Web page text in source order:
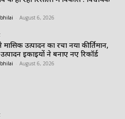
August 6, 2026
मासिक उत्पादन का रचा नया कीर्तिमान,
इकाइयों ने बनाए नए रिकॉर्ड
August 6, 2026